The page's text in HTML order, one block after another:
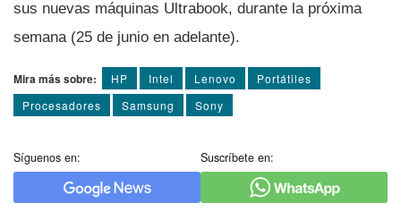
sus nuevas máquinas Ultrabook, durante la próxima
semana (25 de junio en adelante).
Mira más sobre: HP Intel Lenovo
Portátiles
Procesadores
Samsung Sony
Síguenos en: Suscríbete en: